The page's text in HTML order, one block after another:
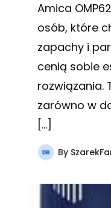
Amica
osób, które
zapachy i
cenią sobie
rozwiązania.
zarówno w
[…]
By